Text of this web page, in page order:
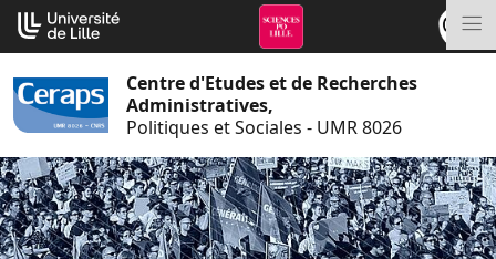
Aller
au
contenu
Centre d'Etudes et de Recherches
Administratives,
Politiques et Sociales - UMR 8026
Cookies management panel